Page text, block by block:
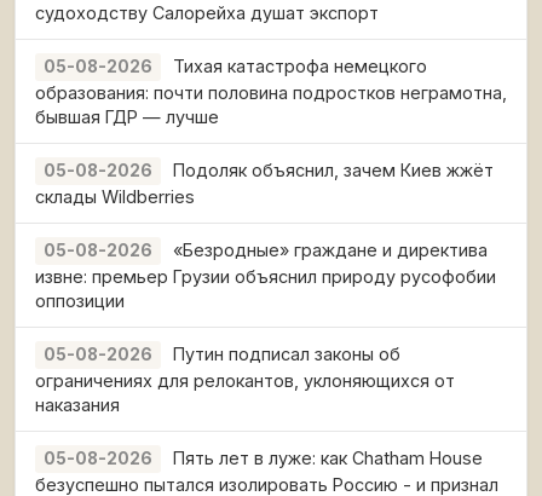
судоходству Салорейха душат экспорт
05-08-2026
Тихая катастрофа немецкого
образования: почти половина подростков неграмотна,
бывшая ГДР — лучше
05-08-2026
Подоляк объяснил, зачем Киев жжёт
склады Wildberries
05-08-2026
«Безродные» граждане и директива
извне: премьер Грузии объяснил природу русофобии
оппозиции
05-08-2026
Путин подписал законы об
ограничениях для релокантов, уклоняющихся от
наказания
05-08-2026
Пять лет в луже: как Chatham House
безуспешно пытался изолировать Россию - и признал